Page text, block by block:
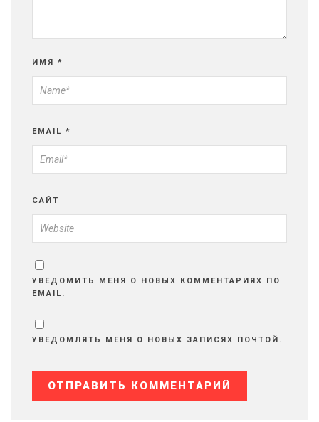
ИМЯ *
EMAIL *
САЙТ
УВЕДОМИТЬ МЕНЯ О НОВЫХ КОММЕНТАРИЯХ ПО
EMAIL.
УВЕДОМЛЯТЬ МЕНЯ О НОВЫХ ЗАПИСЯХ ПОЧТОЙ.